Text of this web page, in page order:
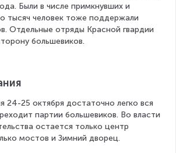
Были в числе примкнувших и
тысяч человек тоже поддержали
Отдельные отряды Красной гвардии
большевиков.
24-25 октября достаточно легко вся
партии большевиков. Во власти
остается только центр
мостов и Зимний дворец.